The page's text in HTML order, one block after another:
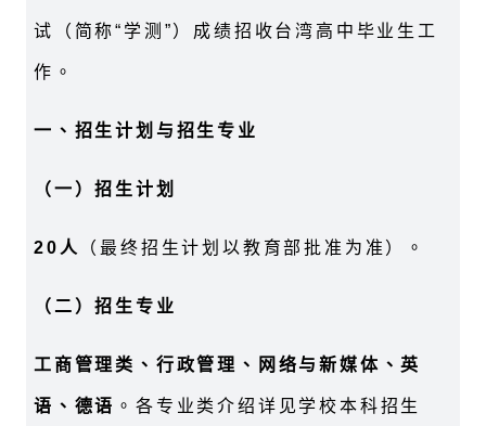
试（简称“学测”）成绩招收台湾高中毕业生工
作。
一、招生计划与招生专业
（一）招生计划
20人 （最终招生计划以教育部批准为准）。
（二）招生专业
工商管理类、行政管理、网络与新媒体、英
语、德语 。各专业类介绍详见学校本科招生